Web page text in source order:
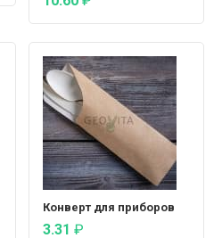
Конверт для приборов
3.31 ₽